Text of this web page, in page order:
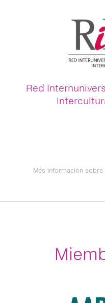
Red
Más información